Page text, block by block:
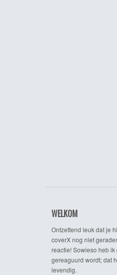
WELKOM
Ontzettend leuk dat je
coverX nog niet
reactie! Sowieso heb ik
gereaguurd wordt; dat
levendig.